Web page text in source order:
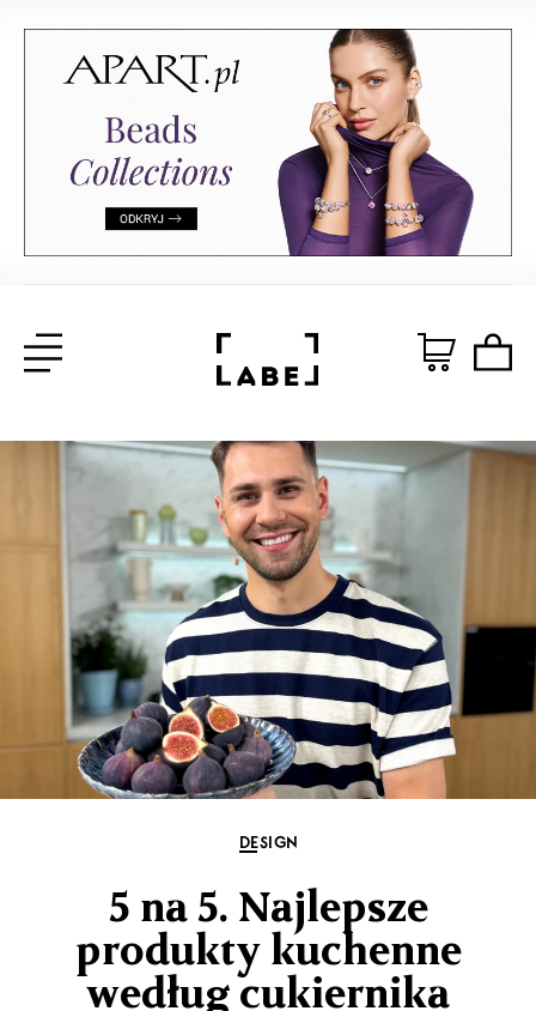
DESIGN
5 na 5. Najlepsze
produkty kuchenne
według cukiernika